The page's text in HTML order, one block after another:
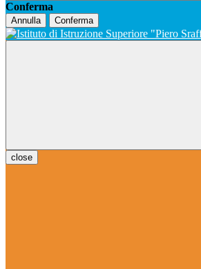
Conferma
Annulla Conferma
close